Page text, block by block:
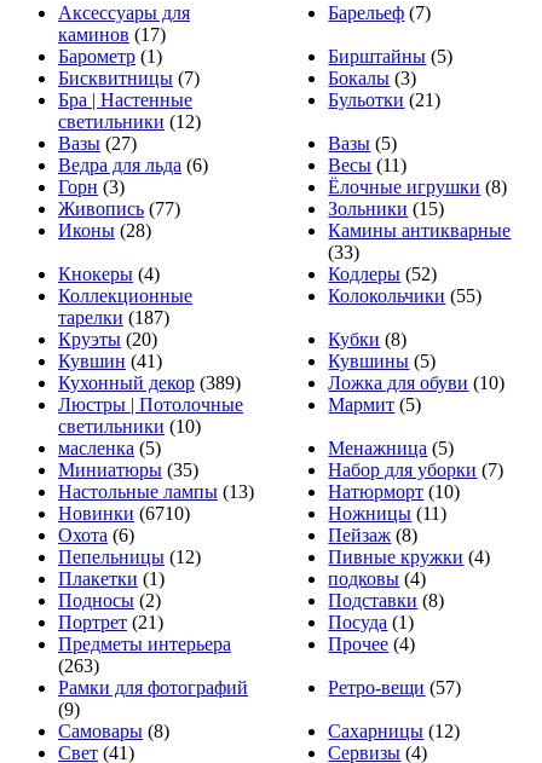
Аксессуары для
каминов (17)
Барельеф (7)
Барометр (1) Бирштайны (5)
Бисквитницы (7) Бокалы (3)
Бра | Настенные
светильники (12)
Бульотки (21)
Вазы (27) Вазы (5)
Ведра для льда (6) Весы (11)
Горн (3) Ёлочные игрушки (8)
Живопись (77) Зольники (15)
Иконы (28)
Камины антикварные
(33)
Кнокеры (4) Кодлеры (52)
Коллекционные
тарелки (187)
Колокольчики (55)
Круэты (20) Кубки (8)
Кувшин (41) Кувшины (5)
Кухонный декор (389) Ложка для обуви (10)
Люстры | Потолочные
светильники (10)
Мармит (5)
масленка (5) Менажница (5)
Миниатюры (35) Набор для уборки (7)
Настольные лампы (13) Натюрморт (10)
Новинки (6710) Ножницы (11)
Охота (6) Пейзаж (8)
Пепельницы (12) Пивные кружки (4)
Плакетки (1) подковы (4)
Подносы (2) Подставки (8)
Портрет (21) Посуда (1)
Предметы интерьера
(263)
Прочее (4)
Рамки для фотографий
(9)
Ретро-вещи (57)
Самовары (8) Сахарницы (12)
Свет (41) Сервизы (4)